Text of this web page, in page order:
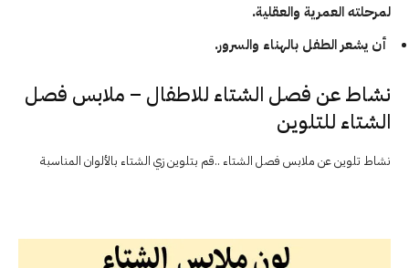
لمرحلته العمرية والعقلية.
أن يشعر الطفل بالهناء والسرور.
نشاط عن فصل الشتاء للاطفال – ملابس فصل
الشتاء للتلوين
نشاط تلوين عن ملابس فصل الشتاء ..قم بتلوين زي الشتاء بالألوان المناسبة